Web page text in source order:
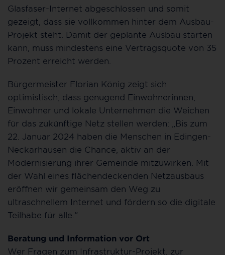
Glasfaser-Internet abgeschlossen und somit
gezeigt, dass sie vollkommen hinter dem Ausbau-
Projekt steht. Damit der geplante Ausbau starten
kann, muss mindestens eine Vertragsquote von 35
Prozent erreicht werden.
Bürgermeister Florian König zeigt sich
optimistisch, dass genügend Einwohnerinnen,
Einwohner und lokale Unternehmen die Weichen
für das zukünftige Netz stellen werden: „Bis zum
22. Januar 2024 haben die Menschen in Edingen-
Neckarhausen die Chance, aktiv an der
Modernisierung ihrer Gemeinde mitzuwirken. Mit
der Wahl eines flächendeckenden Netzausbaus
eröffnen wir gemeinsam den Weg zu
ultraschnellem Internet und fördern so die digitale
Teilhabe für alle.“
Beratung und Information vor Ort
Wer Fragen zum Infrastruktur-Projekt, zur